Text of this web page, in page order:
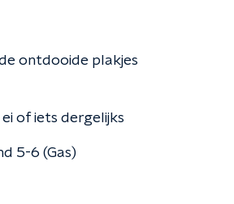
ontdooide plakjes
of iets dergelijks
5-6 (Gas)